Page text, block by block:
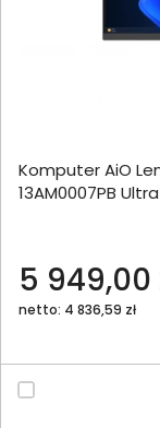
Komputer AiO
13AM0007PB
5 949,00
netto: 4 836,59 zł